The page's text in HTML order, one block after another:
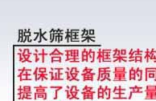
的内容。在接收货物之
装箱以免箱内物件损失
次开箱。 材质为橡胶